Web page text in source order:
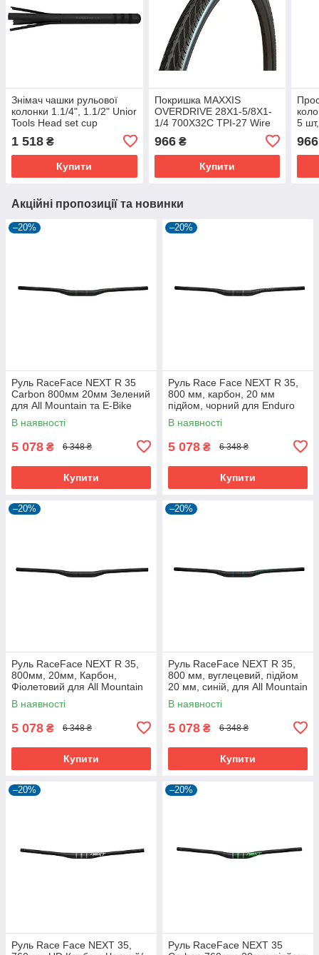
Знімач чашки рульової
колонки 1.1/4", 1.1/2" Unior
Tools Head set cup
1 518 ₴
Купити
Покришка MAXXIS
OVERDRIVE 28X1-5/8X1-
1/4 700X32C TPI-27 Wire
966₴
Купити
5
966
Акційні пропозиції та новинки
–20%
Руль RaceFace NEXT R 35
Carbon 800мм 20мм Зелений
для All Mountain та E-Bike
В наявності
5 078 ₴ 6 348 ₴
Купити
–20%
Руль Race Face NEXT R 35,
800 мм, карбон, 20 мм
підйом, чорний для Enduro
В наявності
5 078 ₴ 6 348 ₴
Купити
–20%
Руль RaceFace NEXT R 35,
800мм, 20мм, Карбон,
Фіолетовий для All Mountain
В наявності
5 078 ₴ 6 348 ₴
Купити
–20%
Руль RaceFace NEXT R 35,
800 мм, вуглецевий, підйом
20 мм, синій, для All Mountain
та E-Bike
В наявності
5 078 ₴ 6 348 ₴
Купити
–20%
Руль Race Face NEXT 35,
–20%
Руль RaceFace NEXT 35